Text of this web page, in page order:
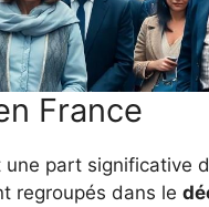
France
une part significative
regroupés dans le